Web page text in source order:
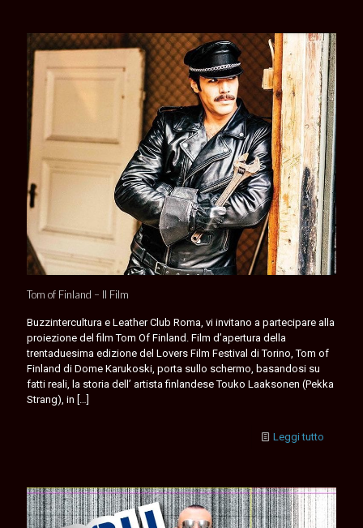
Tom of Finland – Il Film
Buzzintercultura e Leather Club Roma, vi invitano a partecipare alla
proiezione del film Tom Of Finland. Film d’apertura della
trentaduesima edizione del Lovers Film Festival di Torino, Tom of
Finland di Dome Karukoski, porta sullo schermo, basandosi su
fatti reali, la storia dell’ artista finlandese Touko Laaksonen (Pekka
Strang), in […]
Leggi tutto